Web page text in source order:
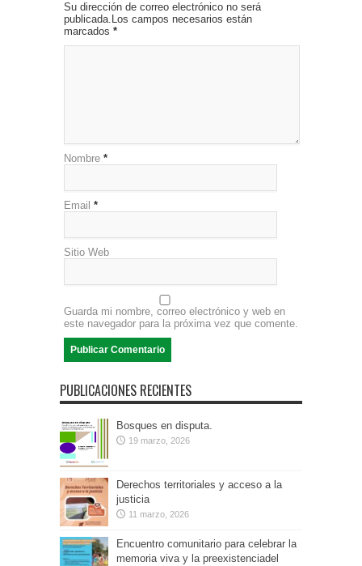
Su dirección de correo electrónico no será
publicada.Los campos necesarios están
marcados *
Nombre *
Email *
Sitio Web
Guarda mi nombre, correo electrónico y web en
este navegador para la próxima vez que comente.
PUBLICACIONES RECIENTES
Bosques en disputa.
19 marzo, 2026
Derechos territoriales y acceso a la
justicia
11 marzo, 2026
Encuentro comunitario para celebrar la
memoria viva y la preexistenciadel